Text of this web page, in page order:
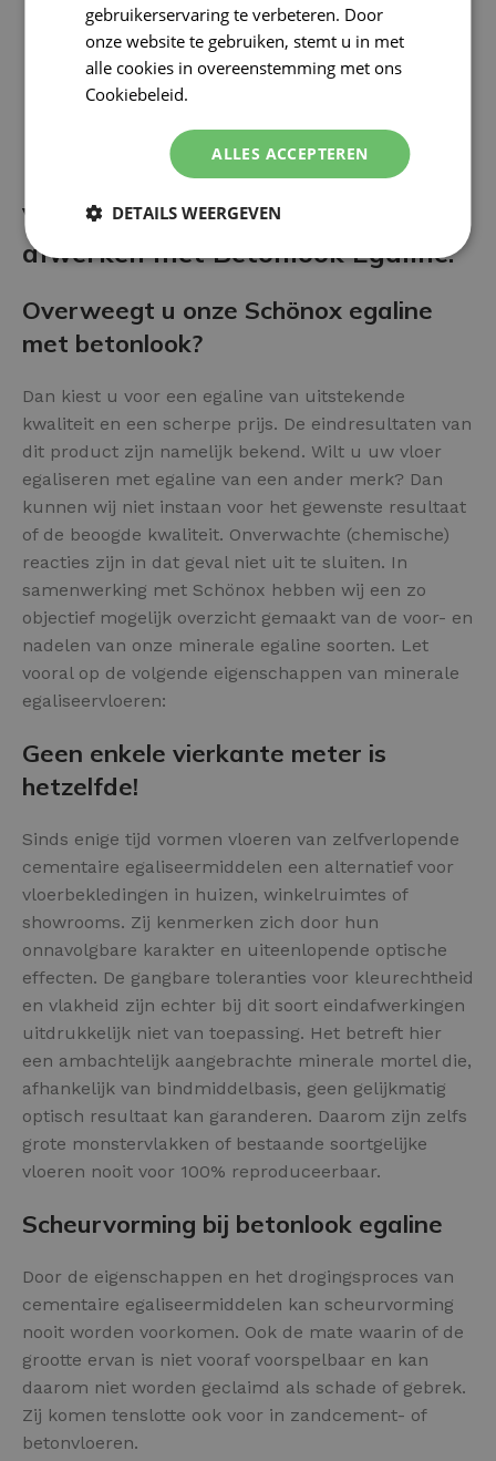
Voor- en nadelen van het
afwerken met Betonlook Egaline:
Overweegt u onze Schönox egaline
met betonlook?
Dan kiest u voor een egaline van uitstekende
kwaliteit en een scherpe prijs. De eindresultaten van
dit product zijn namelijk bekend. Wilt u uw vloer
egaliseren met egaline van een ander merk? Dan
kunnen wij niet instaan voor het gewenste resultaat
of de beoogde kwaliteit. Onverwachte (chemische)
reacties zijn in dat geval niet uit te sluiten. In
samenwerking met Schönox hebben wij een zo
objectief mogelijk overzicht gemaakt van de voor- en
nadelen van onze minerale egaline soorten. Let
vooral op de volgende eigenschappen van minerale
egaliseervloeren:
Geen enkele vierkante meter is
hetzelfde!
Sinds enige tijd vormen vloeren van zelfverlopende
cementaire egaliseermiddelen een alternatief voor
vloerbekledingen in huizen, winkelruimtes of
showrooms. Zij kenmerken zich door hun
onnavolgbare karakter en uiteenlopende optische
effecten. De gangbare toleranties voor kleurechtheid
en vlakheid zijn echter bij dit soort eindafwerkingen
uitdrukkelijk niet van toepassing. Het betreft hier
een ambachtelijk aangebrachte minerale mortel die,
afhankelijk van bindmiddelbasis, geen gelijkmatig
optisch resultaat kan garanderen. Daarom zijn zelfs
grote monstervlakken of bestaande soortgelijke
vloeren nooit voor 100% reproduceerbaar.
Scheurvorming bij betonlook egaline
Door de eigenschappen en het drogingsproces van
cementaire egaliseermiddelen kan scheurvorming
nooit worden voorkomen. Ook de mate waarin of de
grootte ervan is niet vooraf voorspelbaar en kan
daarom niet worden geclaimd als schade of gebrek.
Zij komen tenslotte ook voor in zandcement- of
betonvloeren.
gebruikerservaring te verbeteren. Door
onze website te gebruiken, stemt u in met
alle cookies in overeenstemming met ons
Cookiebeleid.
ALLES ACCEPTEREN
DETAILS WEERGEVEN